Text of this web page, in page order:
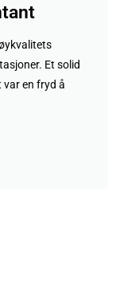
Et solid
en fryd å